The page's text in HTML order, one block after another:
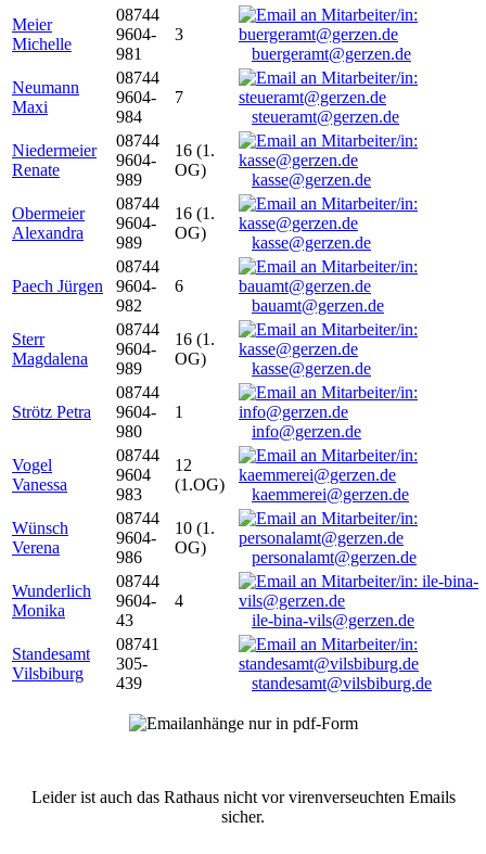
Meier
Michelle
08744
9604-
981
3
buergeramt@gerzen.de
Neumann
Maxi
08744
9604-
984
7
steueramt@gerzen.de
Niedermeier
Renate
08744
9604-
989
16 (1.
OG)
kasse@gerzen.de
Obermeier
Alexandra
08744
9604-
989
16 (1.
OG)
kasse@gerzen.de
Paech Jürgen
08744
9604-
982
6
bauamt@gerzen.de
Sterr
Magdalena
08744
9604-
989
16 (1.
OG)
kasse@gerzen.de
Strötz Petra
08744
9604-
980
1
info@gerzen.de
Vogel
Vanessa
08744
9604
983
12
(1.OG)
kaemmerei@gerzen.de
Wünsch
Verena
08744
9604-
986
10 (1.
OG)
personalamt@gerzen.de
Wunderlich
Monika
08744
9604-
43
4
ile-bina-vils@gerzen.de
Standesamt
Vilsbiburg
08741
305-
439
standesamt@vilsbiburg.de
Leider ist auch das Rathaus nicht vor virenverseuchten Emails
sicher.